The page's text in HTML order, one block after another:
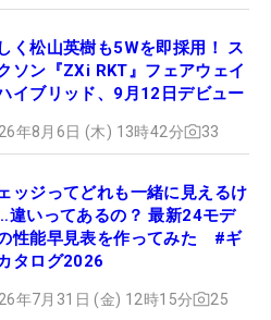
く松山英樹も5Wを即採用！ ス
ソン『ZXi RKT』フェアウェイ
イブリッド、9月12日デビュー
年8月6日 (木) 13時42分 33
ッジってどれも一緒に見えるけ
違いってあるの？ 最新24モデ
性能早見表を作ってみた #ギ
タログ2026
年7月31日 (金) 12時15分 25